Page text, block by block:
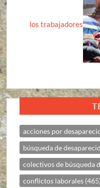
los trabajadores
acciones por
búsqueda de
colectivos de búsqueda
conflictos laborales (465)